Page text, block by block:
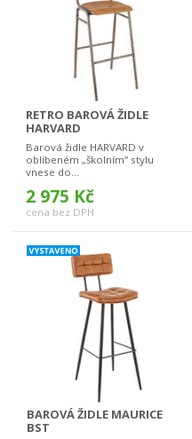
RETRO BAROVÁ ŽIDLE
HARVARD
Barová židle HARVARD v
oblíbeném „školním“ stylu
vnese do...
2 975 Kč
cena bez DPH
BAROVÁ ŽIDLE MAURICE
BST